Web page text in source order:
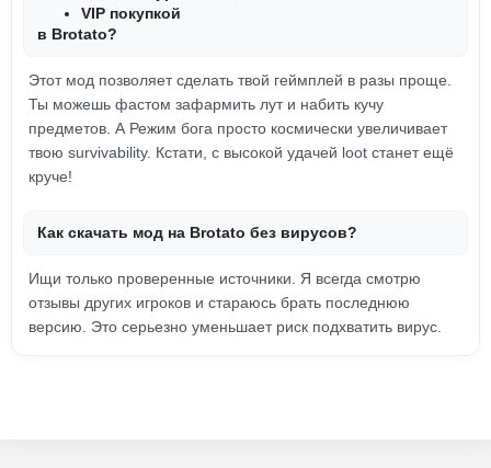
VIP покупкой
в Brotato?
Этот мод позволяет сделать твой геймплей в разы проще.
Ты можешь фастом зафармить лут и набить кучу
предметов. А Режим бога просто космически увеличивает
твою survivability. Кстати, с высокой удачей loot станет ещё
круче!
Как скачать мод на Brotato без вирусов?
Ищи только проверенные источники. Я всегда смотрю
отзывы других игроков и стараюсь брать последнюю
версию. Это серьезно уменьшает риск подхватить вирус.